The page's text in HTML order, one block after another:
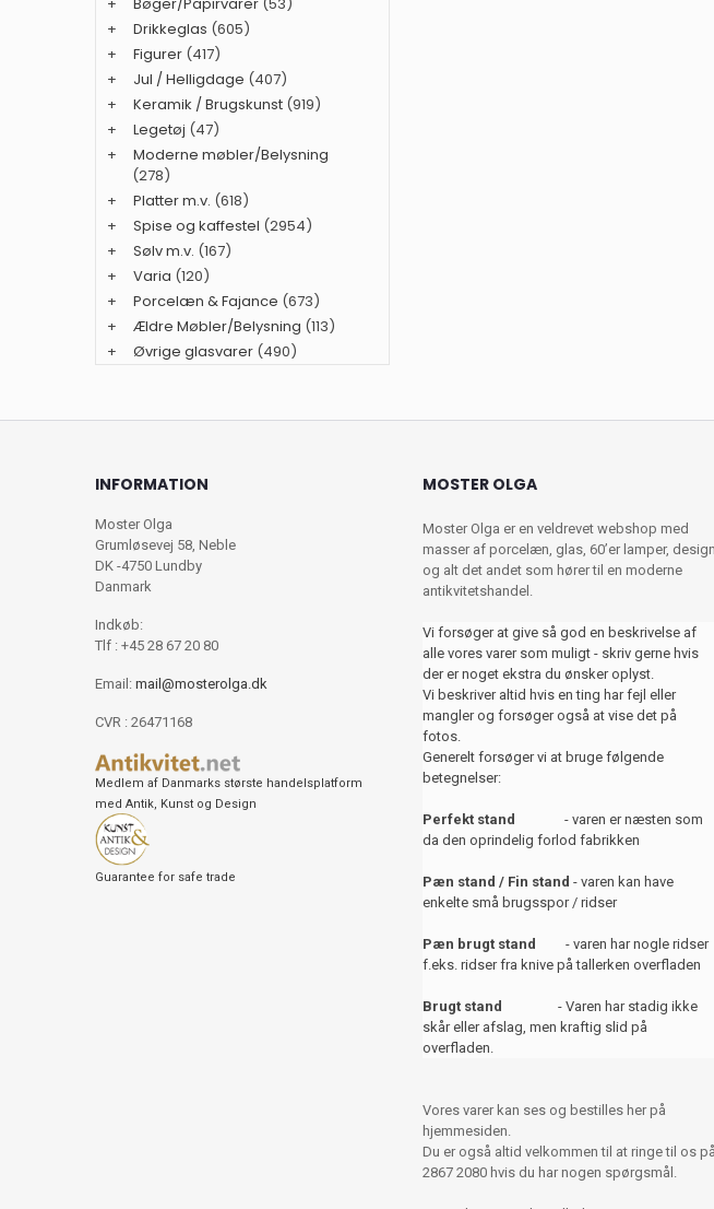
+
Bøger/Papirvarer (53)
+
Drikkeglas (605)
+
Figurer (417)
+
Jul / Helligdage (407)
+
Keramik / Brugskunst (919)
+
Legetøj (47)
+
Moderne møbler/Belysning
(278)
+
Platter m.v. (618)
+
Spise og kaffestel (2954)
+
Sølv m.v. (167)
+
Varia (120)
+
Porcelæn & Fajance (673)
+
Ældre Møbler/Belysning (113)
+
Øvrige glasvarer (490)
INFORMATION
Moster Olga
Grumløsevej 58, Neble
DK -4750 Lundby
Danmark
Indkøb:
Tlf : +45 28 67 20 80
Email: mail@mosterolga.dk
CVR : 26471168
Medlem af Danmarks største handelsplatform
med Antik, Kunst og Design
Guarantee for safe trade
MOSTER OLGA
Moster Olga er en veldrevet webshop med
masser af porcelæn, glas, 60’er lamper, design
og alt det andet som hører til en moderne
antikvitetshandel.
Vi forsøger at give så god en beskrivelse af
alle vores varer som muligt - skriv gerne hvis
der er noget ekstra du ønsker oplyst.
Vi beskriver altid hvis en ting har fejl eller
mangler og forsøger også at vise det på
fotos.
Generelt forsøger vi at bruge følgende
betegnelser:
Perfekt stand
- varen er næsten som
da den oprindelig forlod fabrikken
Pæn stand / Fin stand - varen kan have
enkelte små brugsspor / ridser
Pæn brugt stand
- varen har nogle ridser
f.eks. ridser fra knive på tallerken overfladen
Brugt stand
- Varen har stadig ikke
skår eller afslag, men kraftig slid på
overfladen.
Vores varer kan ses og bestilles her på
hjemmesiden.
Du er også altid velkommen til at ringe til os på
2867 2080 hvis du har nogen spørgsmål.